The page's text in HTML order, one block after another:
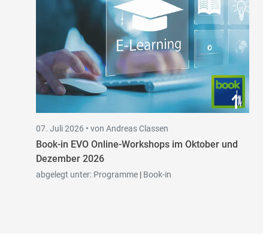
07. Juli 2026 • von Andreas Classen
Book-in EVO Online-Workshops im Oktober und
Dezember 2026
abgelegt unter: Programme | Book-in